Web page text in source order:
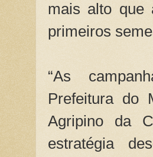
mais alto que
primeiros
“As
Prefeitura do
Agripino da
estratégia